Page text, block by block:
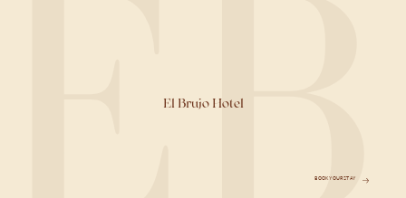
BOOK YOUR STAY
El Brujo Hotel